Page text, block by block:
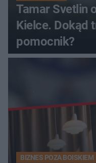
Tamar Svetlin
Kielce. Dokąd
pomocnik?
BIZNES POZA BOISKIEM